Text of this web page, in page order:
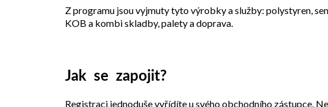
Z programu jsou vyjmuty tyto výrobky a služby: polystyren,
KOB a kombi skladby, palety a doprava.
Jak se zapojit?
Registraci jednoduše vyřídíte u svého obchodního zástupce.